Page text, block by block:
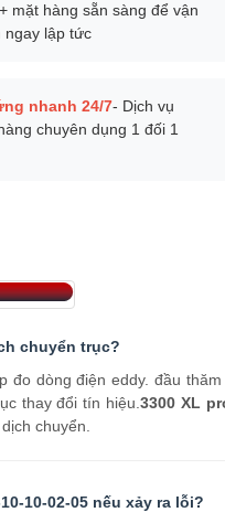
mặt hàng sẵn sàng để vận
ngay lập tức
nhanh 24/7- Dịch vụ
chuyên dụng 1 đối 1
chuyển trục?
đo dòng điện eddy. đầu
thay đổi tín hiệu.3300 XL
chuyển.
10-02-05 nếu xảy ra lỗi?